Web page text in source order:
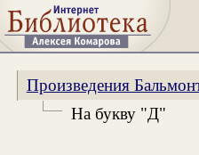
Произведения
На букву "Д"